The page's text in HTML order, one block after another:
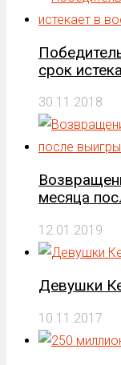
срок
30.11.2018
месяца
12.01.2019
Девушки
10.11.2017